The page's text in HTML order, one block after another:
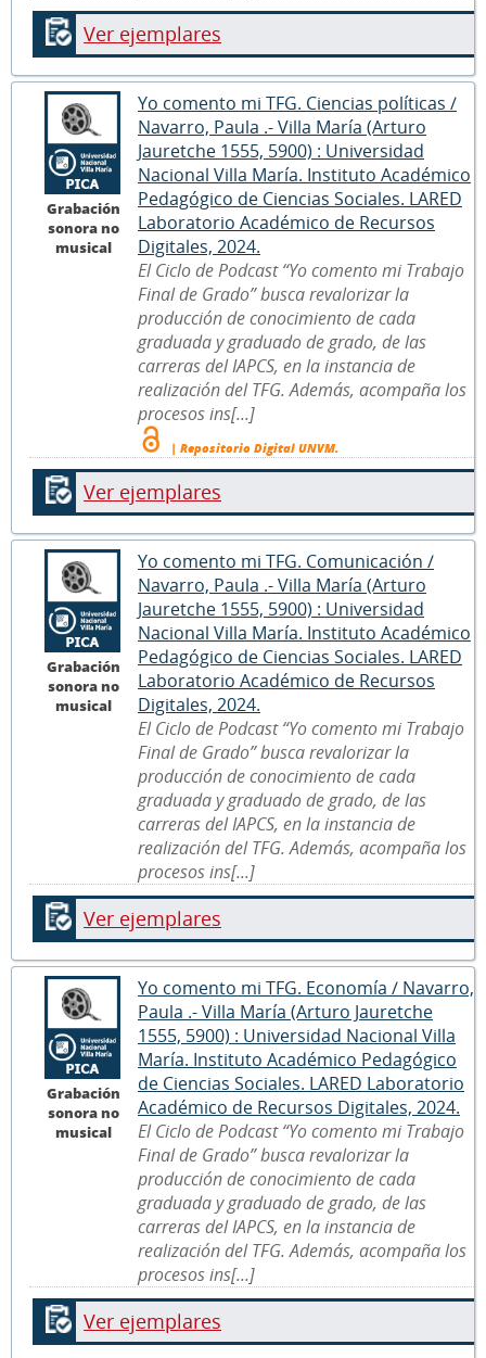
Ver ejemplares
Grabación
sonora no
musical
Yo comento mi TFG. Ciencias políticas /
Navarro, Paula .- Villa María (Arturo
Jauretche 1555, 5900) : Universidad
Nacional Villa María. Instituto Académico
Pedagógico de Ciencias Sociales. LARED
Laboratorio Académico de Recursos
Digitales, 2024.
El Ciclo de Podcast “Yo comento mi Trabajo
Final de Grado” busca revalorizar la
producción de conocimiento de cada
graduada y graduado de grado, de las
carreras del IAPCS, en la instancia de
realización del TFG. Además, acompaña los
procesos ins[...]
| Repositorio Digital UNVM.
Ver ejemplares
Grabación
sonora no
musical
Yo comento mi TFG. Comunicación /
Navarro, Paula .- Villa María (Arturo
Jauretche 1555, 5900) : Universidad
Nacional Villa María. Instituto Académico
Pedagógico de Ciencias Sociales. LARED
Laboratorio Académico de Recursos
Digitales, 2024.
El Ciclo de Podcast “Yo comento mi Trabajo
Final de Grado” busca revalorizar la
producción de conocimiento de cada
graduada y graduado de grado, de las
carreras del IAPCS, en la instancia de
realización del TFG. Además, acompaña los
procesos ins[...]
Ver ejemplares
Grabación
sonora no
musical
Yo comento mi TFG. Economía / Navarro,
Paula .- Villa María (Arturo Jauretche
1555, 5900) : Universidad Nacional Villa
María. Instituto Académico Pedagógico
de Ciencias Sociales. LARED Laboratorio
Académico de Recursos Digitales, 2024.
El Ciclo de Podcast “Yo comento mi Trabajo
Final de Grado” busca revalorizar la
producción de conocimiento de cada
graduada y graduado de grado, de las
carreras del IAPCS, en la instancia de
realización del TFG. Además, acompaña los
procesos ins[...]
Ver ejemplares